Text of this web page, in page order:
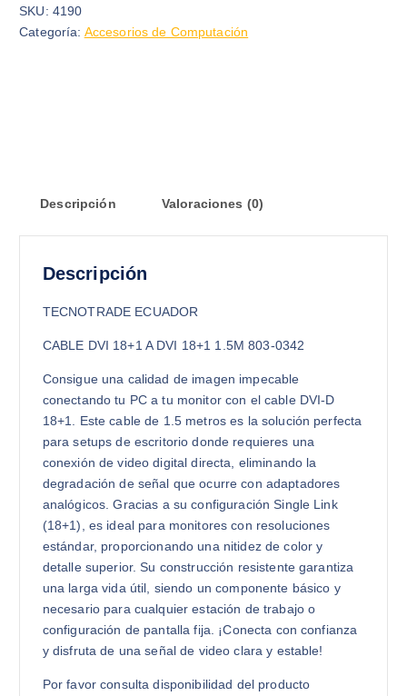
SKU: 4190
Categoría: Accesorios de Computación
Descripción Valoraciones (0)
Descripción
TECNOTRADE ECUADOR
CABLE DVI 18+1 A DVI 18+1 1.5M 803-0342
Consigue una calidad de imagen impecable
conectando tu PC a tu monitor con el cable DVI-D
18+1. Este cable de 1.5 metros es la solución perfecta
para setups de escritorio donde requieres una
conexión de video digital directa, eliminando la
degradación de señal que ocurre con adaptadores
analógicos. Gracias a su configuración Single Link
(18+1), es ideal para monitores con resoluciones
estándar, proporcionando una nitidez de color y
detalle superior. Su construcción resistente garantiza
una larga vida útil, siendo un componente básico y
necesario para cualquier estación de trabajo o
configuración de pantalla fija. ¡Conecta con confianza
y disfruta de una señal de video clara y estable!
Por favor consulta disponibilidad del producto